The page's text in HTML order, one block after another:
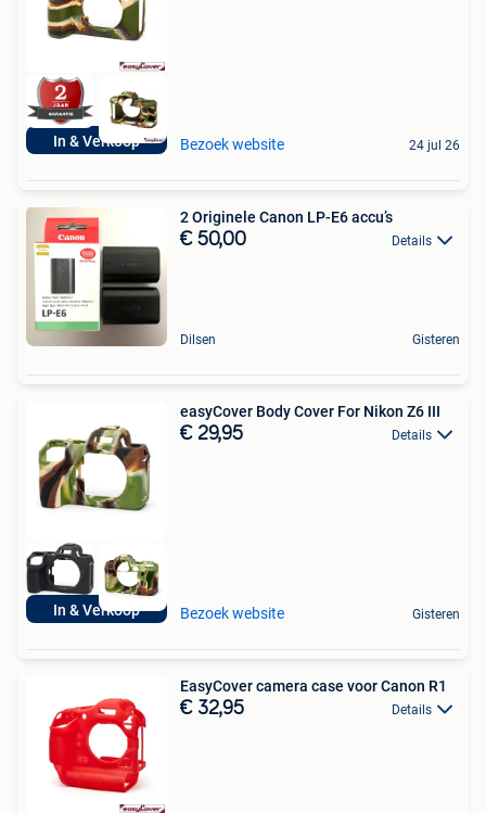
In & Verkoop Bezoek website 24 jul 26
2 Originele Canon LP-E6 accu’s
€ 50,00 Details
Dilsen Gisteren
In & Verkoop
easyCover Body Cover For Nikon Z6 III
€ 29,95 Details
Bezoek website Gisteren
EasyCover camera case voor Canon R1
€ 32,95 Details